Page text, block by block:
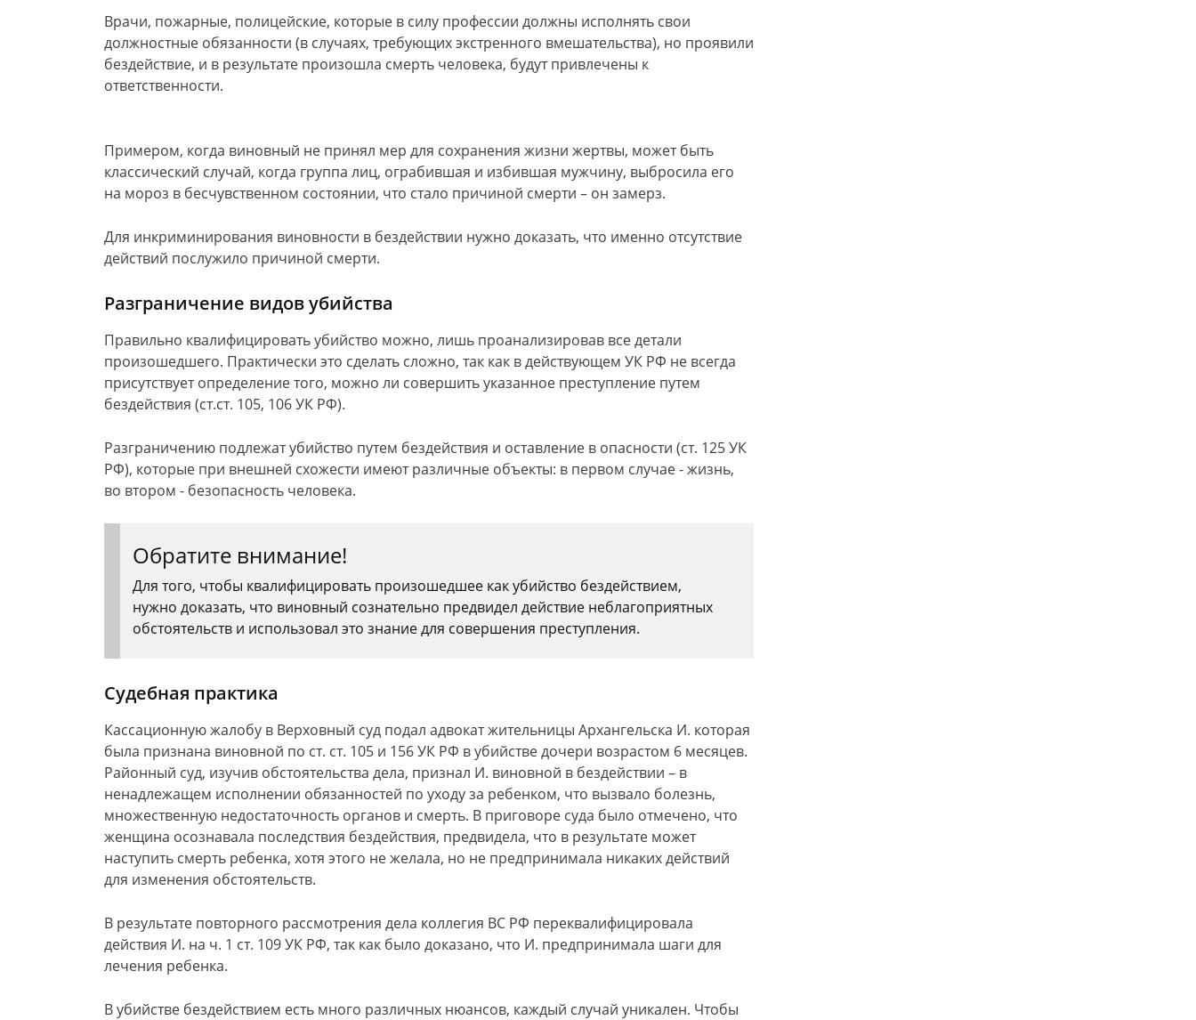
Врачи, пожарные, полицейские, которые в силу профессии должны исполнять свои
должностные обязанности (в случаях, требующих экстренного вмешательства), но проявили
бездействие, и в результате произошла смерть человека, будут привлечены к
ответственности.
Примером, когда виновный не принял мер для сохранения жизни жертвы, может быть
классический случай, когда группа лиц, ограбившая и избившая мужчину, выбросила его
на мороз в бесчувственном состоянии, что стало причиной смерти – он замерз.
Для инкриминирования виновности в бездействии нужно доказать, что именно отсутствие
действий послужило причиной смерти.
Разграничение видов убийства
Правильно квалифицировать убийство можно, лишь проанализировав все детали
произошедшего. Практически это сделать сложно, так как в действующем УК РФ не всегда
присутствует определение того, можно ли совершить указанное преступление путем
бездействия (ст.ст. 105, 106 УК РФ).
Разграничению подлежат убийство путем бездействия и оставление в опасности (ст. 125 УК
РФ), которые при внешней схожести имеют различные объекты: в первом случае - жизнь,
во втором - безопасность человека.
Обратите внимание!
Для того, чтобы квалифицировать произошедшее как убийство бездействием,
нужно доказать, что виновный сознательно предвидел действие неблагоприятных
обстоятельств и использовал это знание для совершения преступления.
Судебная практика
Кассационную жалобу в Верховный суд подал адвокат жительницы Архангельска И. которая
была признана виновной по ст. ст. 105 и 156 УК РФ в убийстве дочери возрастом 6 месяцев.
Районный суд, изучив обстоятельства дела, признал И. виновной в бездействии – в
ненадлежащем исполнении обязанностей по уходу за ребенком, что вызвало болезнь,
множественную недостаточность органов и смерть. В приговоре суда было отмечено, что
женщина осознавала последствия бездействия, предвидела, что в результате может
наступить смерть ребенка, хотя этого не желала, но не предпринимала никаких действий
для изменения обстоятельств.
В результате повторного рассмотрения дела коллегия ВС РФ переквалифицировала
действия И. на ч. 1 ст. 109 УК РФ, так как было доказано, что И. предпринимала шаги для
лечения ребенка.
В убийстве бездействием есть много различных нюансов, каждый случай уникален. Чтобы